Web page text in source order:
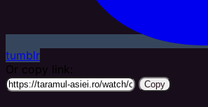
tumblr
Or copy link:
Copy